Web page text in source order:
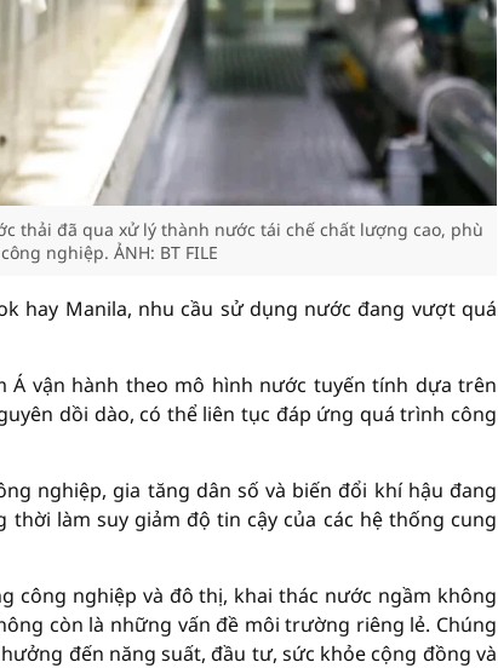
thải đã qua xử lý thành nước tái chế chất lượng cao, phù
nghiệp. ẢNH: BT FILE
hay Manila, nhu cầu sử dụng nước đang vượt quá
Á vận hành theo mô hình nước tuyến tính dựa trên
dồi dào, có thể liên tục đáp ứng quá trình công
nghiệp, gia tăng dân số và biến đổi khí hậu đang
làm suy giảm độ tin cậy của các hệ thống cung
công nghiệp và đô thị, khai thác nước ngầm không
còn là những vấn đề môi trường riêng lẻ. Chúng
đến năng suất, đầu tư, sức khỏe cộng đồng và